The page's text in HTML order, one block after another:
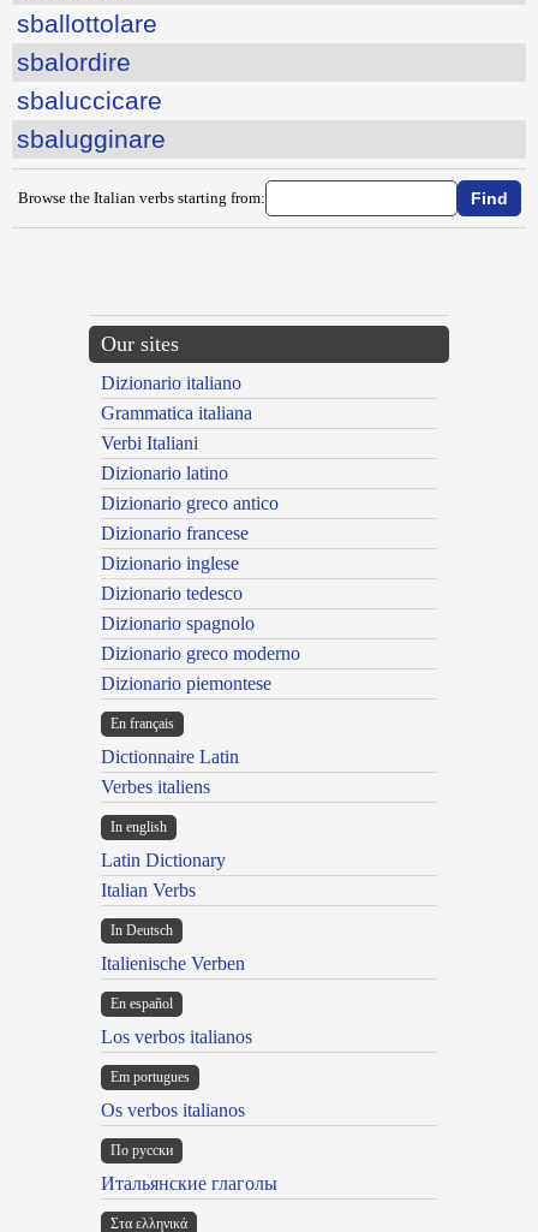
sballottolare
sbalordire
sbaluccicare
sbalugginare
Browse the Italian verbs starting from:
Our sites
Dizionario italiano
Grammatica italiana
Verbi Italiani
Dizionario latino
Dizionario greco antico
Dizionario francese
Dizionario inglese
Dizionario tedesco
Dizionario spagnolo
Dizionario greco moderno
Dizionario piemontese
En français
Dictionnaire Latin
Verbes italiens
In english
Latin Dictionary
Italian Verbs
In Deutsch
Italienische Verben
En español
Los verbos italianos
Em portugues
Os verbos italianos
По русски
Итальянские глаголы
Στα ελληνικά